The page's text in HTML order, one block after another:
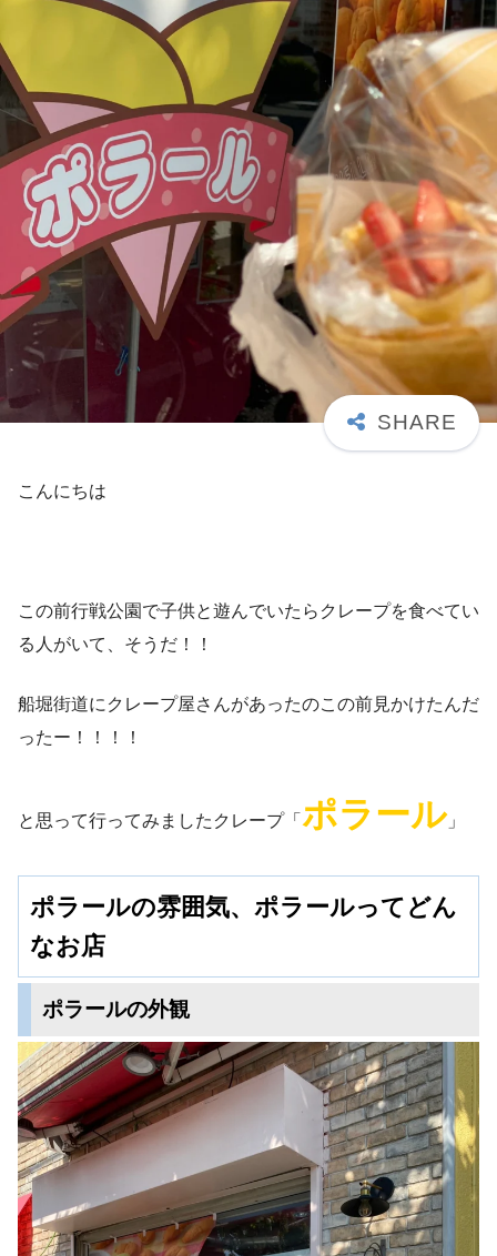
こんにちは
この前行戦公園で子供と遊んでいたらクレープを食べてい
る人がいて、そうだ！！
船堀街道にクレープ屋さんがあったのこの前見かけたんだ
ったー！！！！
と思って行ってみましたクレープ「 ポラール」
ポラールの雰囲気、ポラールってどん
なお店
ポラールの外観